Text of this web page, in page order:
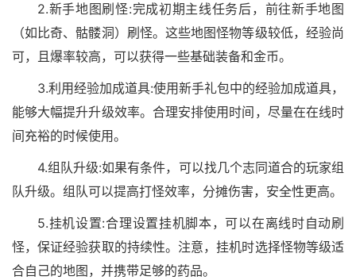
2.新手地图刷怪:完成初期主线任务后，前往新手地图
（如比奇、骷髅洞）刷怪。这些地图怪物等级较低，经验尚
可，且爆率较高，可以获得一些基础装备和金币。
3.利用经验加成道具:使用新手礼包中的经验加成道具，
能够大幅提升升级效率。合理安排使用时间，尽量在在线时
间充裕的时候使用。
4.组队升级:如果有条件，可以找几个志同道合的玩家组
队升级。组队可以提高打怪效率，分摊伤害，安全性更高。
5.挂机设置:合理设置挂机脚本，可以在离线时自动刷
怪，保证经验获取的持续性。注意，挂机时选择怪物等级适
合自己的地图，并携带足够的药品。